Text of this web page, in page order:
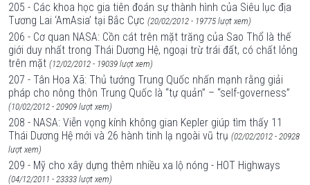
205 - Các khoa học gia tiên đoán sự thành hình của Siêu lục địa
Tương Lai ‘AmAsia’ tại Bắc Cực (20/02/2012 - 19775 lượt xem)
206 - Cơ quan NASA: Cồn cát trên mặt trăng của Sao Thổ là thế
giới duy nhất trong Thái Dương Hệ, ngoại trừ trái đất, có chất lỏng
trên mặt (12/02/2012 - 19039 lượt xem)
207 - Tân Hoa Xã: Thủ tướng Trung Quốc nhấn mạnh rằng giải
pháp cho nông thôn Trung Quốc là “tự quản” – “self-governess”
(10/02/2012 - 20909 lượt xem)
208 - NASA: Viễn vọng kính không gian Kepler giúp tìm thấy 11
Thái Dương Hệ mới và 26 hành tinh lạ ngoài vũ trụ (02/02/2012 - 20928
lượt xem)
209 - Mỹ cho xây dựng thêm nhiều xa lộ nóng - HOT Highways
(04/12/2011 - 23333 lượt xem)